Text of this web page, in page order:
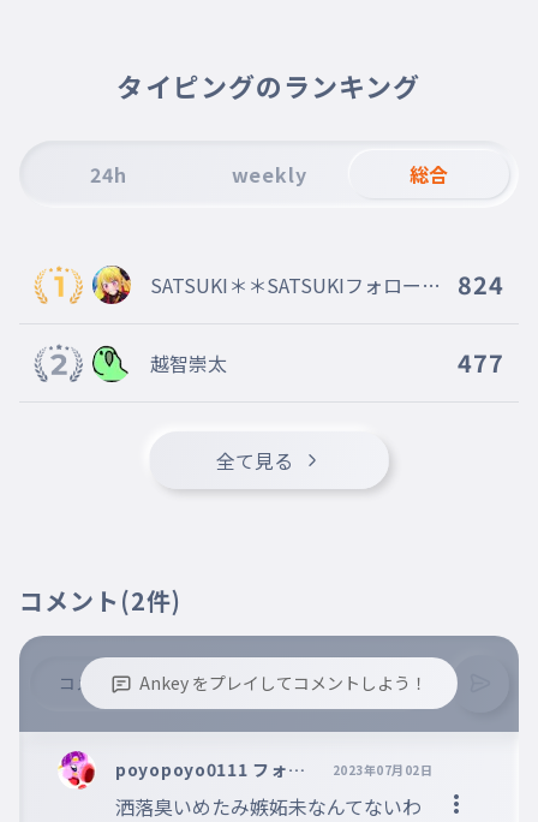
かんぺきじゃないきみじゃ
かんぺきじゃないきみはゆるせない
じぶんをゆるせない
009
いはもとめない！
タイピングのランキング
24h weekly 総合
SATSUKI＊＊SATSUKIフォローし
824
越智崇太 477
全て見る
コメント (2件)
Ankey をプレイしてコメントしよう！
※コメントするには、ログインが必要です。
poyopoyo0111 フォロ
バするよっ！
2023年07月02日
洒落臭いめたみ嫉妬未なんてないわ